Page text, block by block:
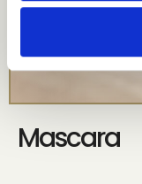
Mascara